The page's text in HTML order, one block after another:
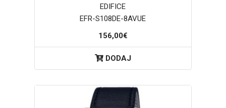
EDIFICE
EFR-S108DE-8AVUE
156,00€
DODAJ